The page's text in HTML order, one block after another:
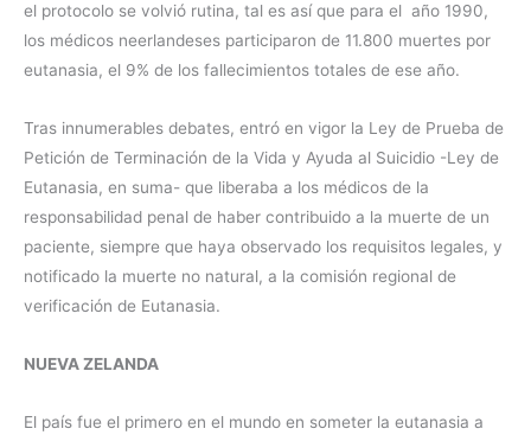
el protocolo se volvió rutina, tal es así que para el año 1990,
los médicos neerlandeses participaron de 11.800 muertes por
eutanasia, el 9% de los fallecimientos totales de ese año.
Tras innumerables debates, entró en vigor la Ley de Prueba de
Petición de Terminación de la Vida y Ayuda al Suicidio -Ley de
Eutanasia, en suma- que liberaba a los médicos de la
responsabilidad penal de haber contribuido a la muerte de un
paciente, siempre que haya observado los requisitos legales, y
notificado la muerte no natural, a la comisión regional de
verificación de Eutanasia.
NUEVA ZELANDA
El país fue el primero en el mundo en someter la eutanasia a